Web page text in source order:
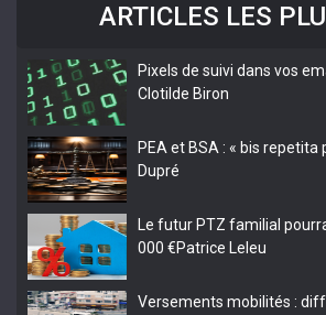
ARTICLES LES
Pixels de suivi dans vos
Clotilde Biron
PEA et BSA : « bis repetita
Dupré
Le futur PTZ familial
000 €Patrice Leleu
Versements mobilités :